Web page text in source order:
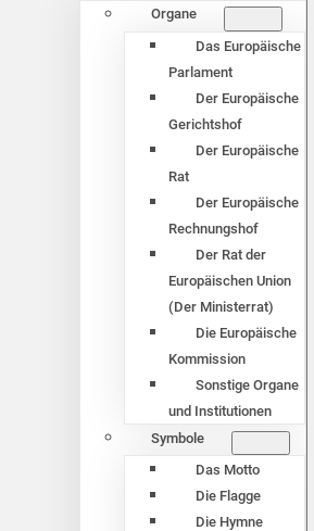
Organe
Das Europäische
Parlament
Der Europäische
Gerichtshof
Der Europäische
Rat
Der Europäische
Rechnungshof
Der Rat der
Europäischen Union
(Der Ministerrat)
Die Europäische
Kommission
Sonstige Organe
und Institutionen
Symbole
Das Motto
Die Flagge
Die Hymne